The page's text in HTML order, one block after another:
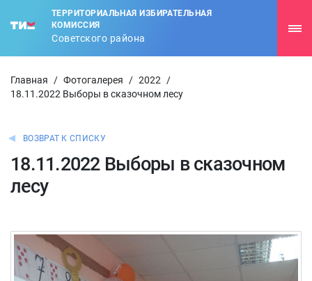
ТЕРРИТОРИАЛЬНАЯ ИЗБИРАТЕЛЬНАЯ
КОМИССИЯ
Советского района
Главная / Фотогалерея / 2022
/
18.11.2022 Выборы в сказочном лесу
ВОЗВРАТ К СПИСКУ
18.11.2022 Выборы в сказочном
лесу